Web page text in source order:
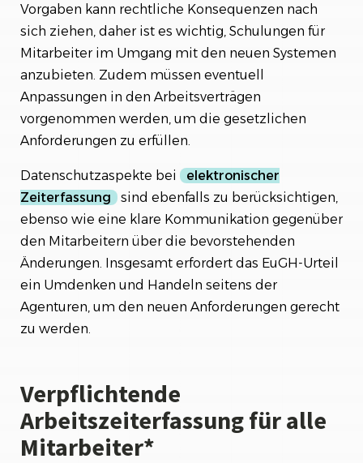
Vorgaben kann rechtliche Konsequenzen nach
sich ziehen, daher ist es wichtig, Schulungen für
Mitarbeiter im Umgang mit den neuen Systemen
anzubieten. Zudem müssen eventuell
Anpassungen in den Arbeitsverträgen
vorgenommen werden, um die gesetzlichen
Anforderungen zu erfüllen.
Datenschutzaspekte bei
elektronischer
Zeiterfassung
sind ebenfalls zu berücksichtigen,
ebenso wie eine klare Kommunikation gegenüber
den Mitarbeitern über die bevorstehenden
Änderungen. Insgesamt erfordert das EuGH-Urteil
ein Umdenken und Handeln seitens der
Agenturen, um den neuen Anforderungen gerecht
zu werden.
Verpflichtende
Arbeitszeiterfassung für alle
Mitarbeiter*